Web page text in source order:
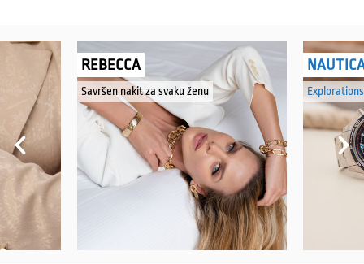
REBECCA
Savršen nakit za svaku ženu